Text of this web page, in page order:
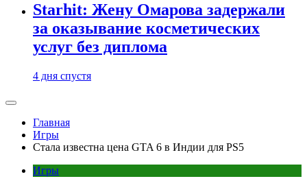
Starhit: Жену Омарова задержали
за оказывание косметических
услуг без диплома
4 дня спустя
Главная
Игры
Стала известна цена GTA 6 в Индии для PS5
Игры